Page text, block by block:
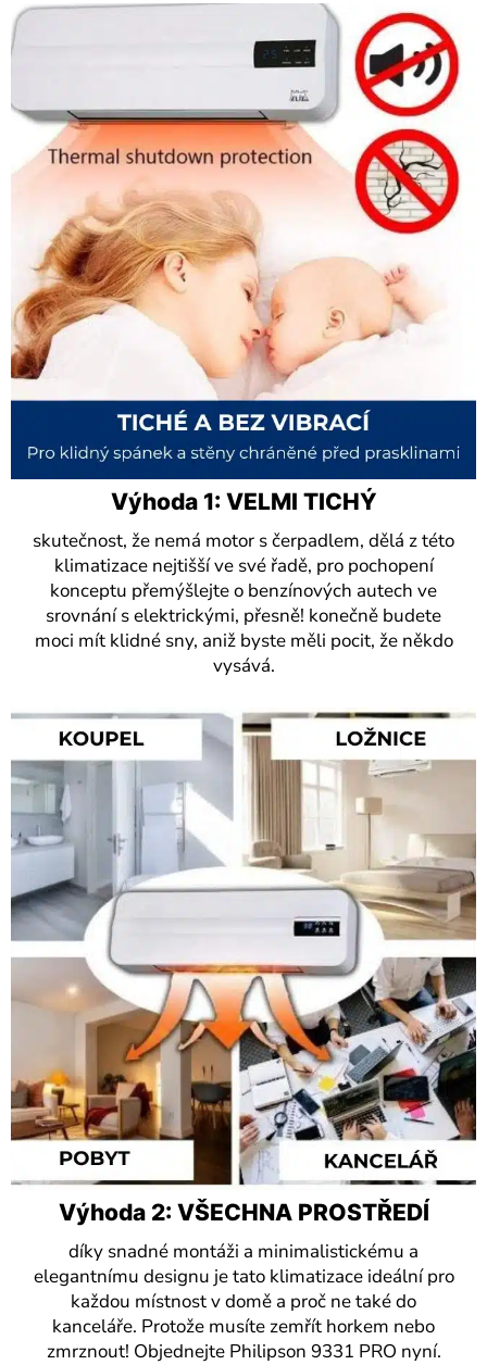
Výhoda 1: VELMI TICHÝ
skutečnost, že nemá motor s čerpadlem, dělá z této
klimatizace nejtišší ve své řadě, pro pochopení
konceptu přemýšlejte o benzínových autech ve
srovnání s elektrickými, přesně! konečně budete
moci mít klidné sny, aniž byste měli pocit, že někdo
vysává.
Výhoda 2: VŠECHNA PROSTŘEDÍ
díky snadné montáži a minimalistickému a
elegantnímu designu je tato klimatizace ideální pro
každou místnost v domě a proč ne také do
kanceláře. Protože musíte zemřít horkem nebo
zmrznout! Objednejte Philipson 9331 PRO nyní.